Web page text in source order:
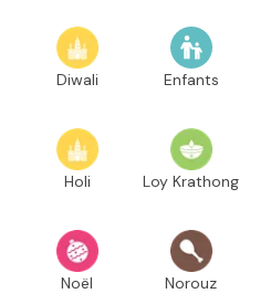
Diwali Enfants
Holi Loy Krathong
Noël Norouz